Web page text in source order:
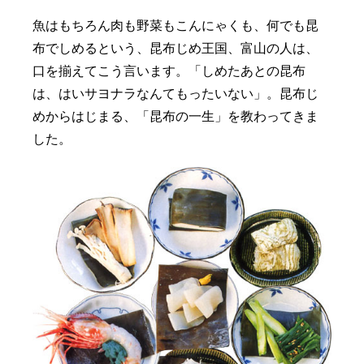
魚はもちろん肉も野菜もこんにゃくも、何でも昆
布でしめるという、昆布じめ王国、富山の人は、
口を揃えてこう言います。「しめたあとの昆布
は、はいサヨナラなんてもったいない」。昆布じ
めからはじまる、「昆布の一生」を教わってきま
した。